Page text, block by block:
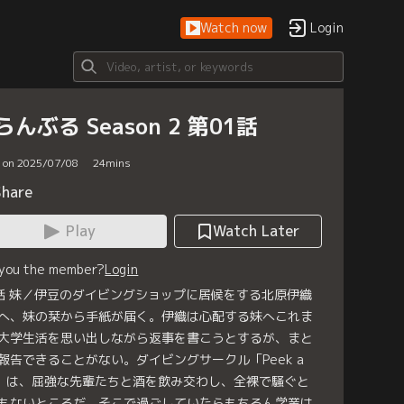
Watch now Login
んぶる Season 2 第01話
2025/07/08 24mins
Play
Watch Later
the member?Login
妹／伊豆のダイビングショップに居候をする北原伊織
、妹の栞から手紙が届く。伊織は心配する妹へこれま
学生活を思い出しながら返事を書こうとするが、まと
告できることがない。ダイビングサークル「Peek a
は、屈強な先輩たちと酒を飲み交わし、全裸で騒ぐと